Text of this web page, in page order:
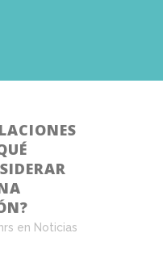
en Noticias